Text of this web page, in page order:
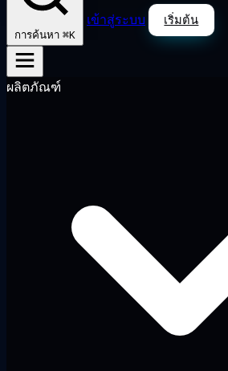
การค้นหา ⌘K
เข้าสู่ระบบ เริ่มต้น
ผลิตภัณฑ์